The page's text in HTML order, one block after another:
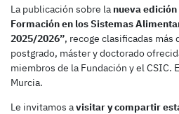
La publicación sobre la nueva edición
Formación en los Sistemas
2025/2026”, recoge clasificadas
postgrado, máster y doctorado
miembros de la Fundación y el CSIC.
Murcia.
Le invitamos avisitar y compartir